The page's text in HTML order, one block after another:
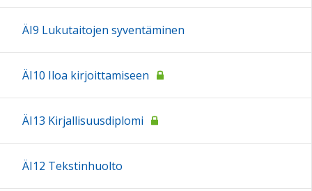
ÄI9 Lukutaitojen syventäminen
ÄI10 Iloa kirjoittamiseen
ÄI13 Kirjallisuusdiplomi
ÄI12 Tekstinhuolto